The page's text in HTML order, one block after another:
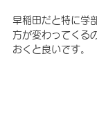
早稲田だと特に学
方が変わってくる
おくと良いです。